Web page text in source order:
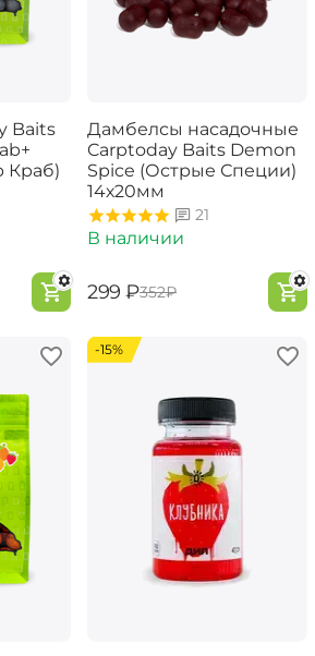
Baits
Краб)
Дамбелсы насадочные
Carptoday Baits Demon
Spice (Острые Специи)
14х20мм
21
В наличии
‍299‍ ₽‍352‍₽
-15%